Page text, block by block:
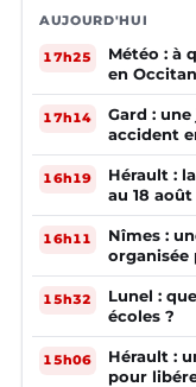
AUJOURD'HUI
17h25
Météo : à
en
17h14
Gard :
accident
16h19
Hérault :
au 18 août
16h11
Nîmes :
organisée
15h32
Lunel :
écoles ?
15h06
Hérault :
pour